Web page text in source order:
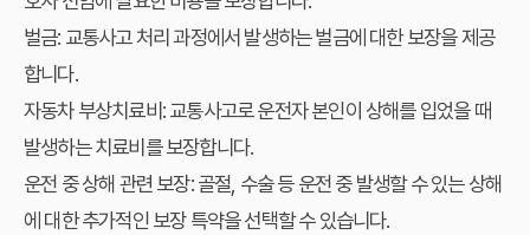
벌금: 교통사고 처리 과정에서 발생하는 벌금에 대한 보장을 제공
합니다.
자동차 부상치료비:교통사고로 운전자 본인이 상해를 입었을 때
발생하는 치료비를 보장합니다.
운전 중 상해 관련 보장:골절, 수술 등 운전 중 발생할 수 있는 상해
에 대한 추가적인 보장 특약을 선택할 수 있습니다.